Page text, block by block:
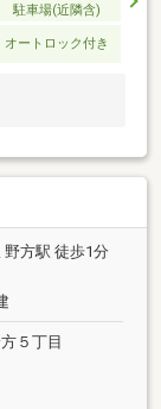
駐車場(近隣含)
オートロック付き
方駅 徒歩1分
５丁目